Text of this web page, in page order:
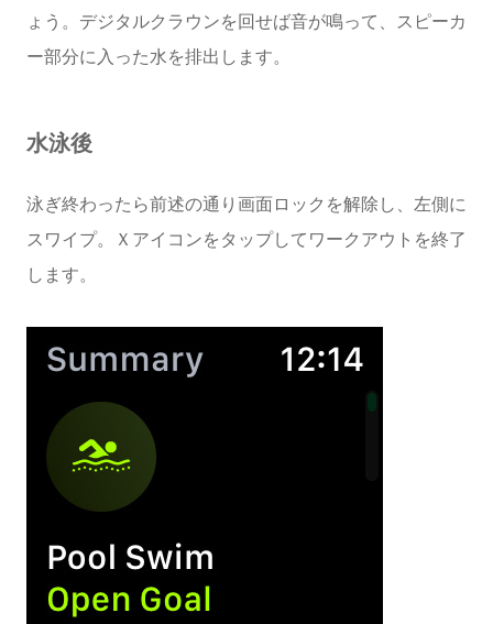
ょう。デジタルクラウンを回せば音が鳴って、スピーカ
ー部分に入った水を排出します。
水泳後
泳ぎ終わったら前述の通り画面ロックを解除し、左側に
スワイプ。Ｘアイコンをタップしてワークアウトを終了
します。